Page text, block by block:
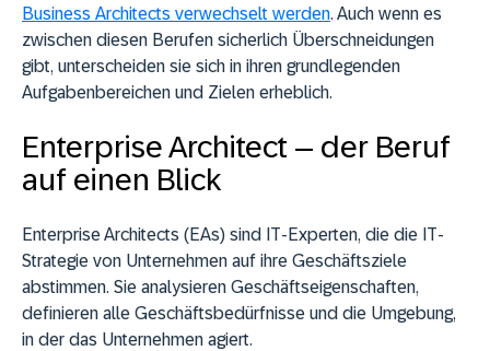
Business Architects verwechselt werden. Auch wenn es
zwischen diesen Berufen sicherlich Überschneidungen
gibt, unterscheiden sie sich in ihren grundlegenden
Aufgabenbereichen und Zielen erheblich.
Enterprise Architect – der Beruf
auf einen Blick
Enterprise Architects (EAs) sind IT-Experten, die die IT-
Strategie von Unternehmen auf ihre Geschäftsziele
abstimmen. Sie analysieren Geschäftseigenschaften,
definieren alle Geschäftsbedürfnisse und die Umgebung,
in der das Unternehmen agiert.